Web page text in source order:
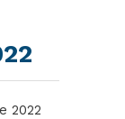
2022